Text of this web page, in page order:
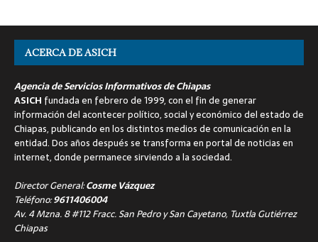
ACERCA DE ASICH
Agencia de Servicios Informativos de Chiapas
ASICH fundada en febrero de 1999, con el fin de generar
información del acontecer político, social y económico del estado de
Chiapas, publicando en los distintos medios de comunicación en la
entidad. Dos años después se transforma en portal de noticias en
internet, donde permanece sirviendo a la sociedad.
Director General:Cosme Vázquez
Teléfono:9611406004
Av. 4 Mzna. 8 #112 Fracc. San Pedro y San Cayetano, Tuxtla Gutiérrez
Chiapas